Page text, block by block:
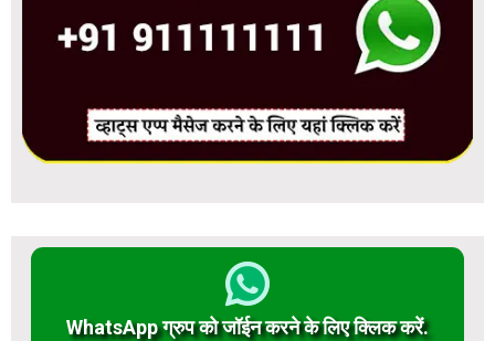
WhatsApp ग्रुप को जॉईन करने के लिए क्लिक करें.